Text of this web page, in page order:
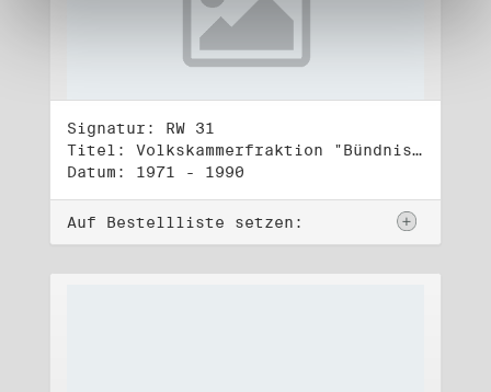
Signatur: RW 31
Titel: Volkskammerfraktion "Bündnis 90/Grüne" (3)
Datum: 1971 - 1990
Auf Bestellliste setzen: